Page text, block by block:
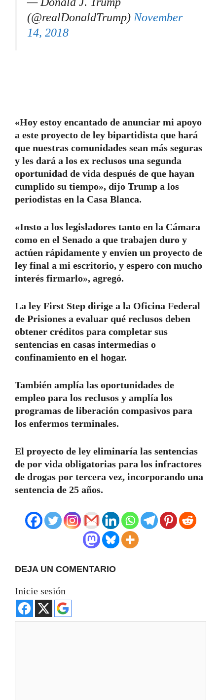
(@realDonaldTrump) November
14, 2018
«Hoy estoy encantado de anunciar mi apoyo
a este proyecto de ley bipartidista que hará
que nuestras comunidades sean más seguras
y les dará a los ex reclusos una segunda
oportunidad de vida después de que hayan
cumplido su tiempo», dijo Trump a los
periodistas en la Casa Blanca.
«Insto a los legisladores tanto en la Cámara
como en el Senado a que trabajen duro y
actúen rápidamente y envíen un proyecto de
ley final a mi escritorio, y espero con mucho
interés firmarlo», agregó.
La ley First Step dirige a la Oficina Federal
de Prisiones a evaluar qué reclusos deben
obtener créditos para completar sus
sentencias en casas intermedias o
confinamiento en el hogar.
También amplía las oportunidades de
empleo para los reclusos y amplía los
programas de liberación compasivos para
los enfermos terminales.
El proyecto de ley eliminaría las sentencias
de por vida obligatorias para los infractores
de drogas por tercera vez, incorporando una
sentencia de 25 años.
DEJA UN COMENTARIO
Inicie sesión